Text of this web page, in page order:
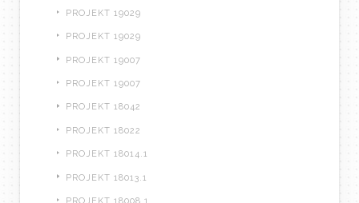
PROJEKT 19029
PROJEKT 19029
PROJEKT 19007
PROJEKT 19007
PROJEKT 18042
PROJEKT 18022
PROJEKT 18014.1
PROJEKT 18013.1
PROJEKT 18008.1